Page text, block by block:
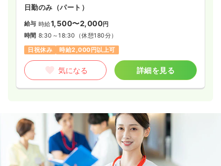
日勤のみ（パート）
給与 時給1,500〜2,000円
時間 8:30～18:30 （休憩180分）
日祝休み
時給2,000円以上可
気になる 詳細を見る